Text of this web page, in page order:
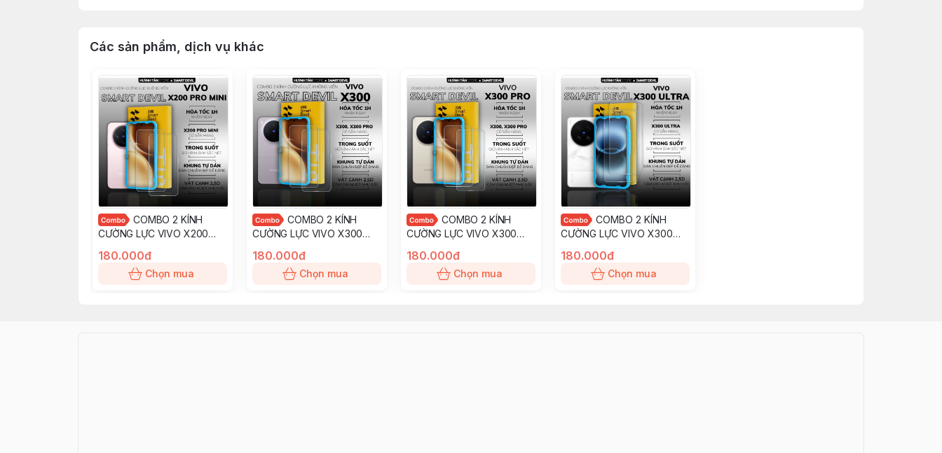
Các sản phẩm, dịch vụ khác
COMBO 2 KÍNH
CƯỜNG LỰC VIVO X200
màn hình kèm khung tự dán
chính hãng Smart Devil
180.000đ
Chọn mua
COMBO 2 KÍNH
CƯỜNG LỰC VIVO X300
kèm khung tự dán chính
hãng Smart Devil
180.000đ
Chọn mua
COMBO 2 KÍNH
CƯỜNG LỰC VIVO X300
hình kèm khung tự dán
chính hãng Smart Devil
180.000đ
Chọn mua
COMBO 2 KÍNH
CƯỜNG LỰC VIVO X300
hình kèm khung tự dán
chính hãng Smart Devil
180.000đ
Chọn mua